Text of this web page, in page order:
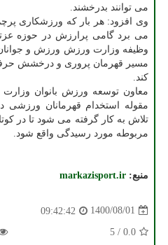
می توانند بدرخشند.
وی افزود: هر بار که ورزشکاری
می برد گامی پرارزش در حوزه
وظیفه وزارت ورزش ورزش و
مسیر قهرمان پروری و درخشش
کند.
معاون توسعه ورزش بانوان
مقوله استخدام قهرمانان ورزشی
تلاش به کار گرفته می شود تا در
مربوطه مورد رسیدگی واقع شود.
منبع: markazisport.ir
1400/08/01
09:42:42
0.0
/
5